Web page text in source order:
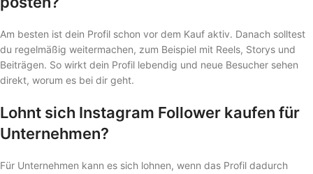
Am besten ist dein Profil schon vor dem Kauf aktiv. Danach solltest
du regelmäßig weitermachen, zum Beispiel mit Reels, Storys und
Beiträgen. So wirkt dein Profil lebendig und neue Besucher sehen
direkt, worum es bei dir geht.
Lohnt sich Instagram Follower kaufen für
Unternehmen?
Für Unternehmen kann es sich lohnen, wenn das Profil dadurch